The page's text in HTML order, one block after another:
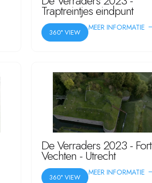
Traptreintjes eindpunt
360° VIEW
MEER INFORMATIE
De Verraders 2023 - Fort
Vechten - Utrecht
360° VIEW
MEER INFORMATIE